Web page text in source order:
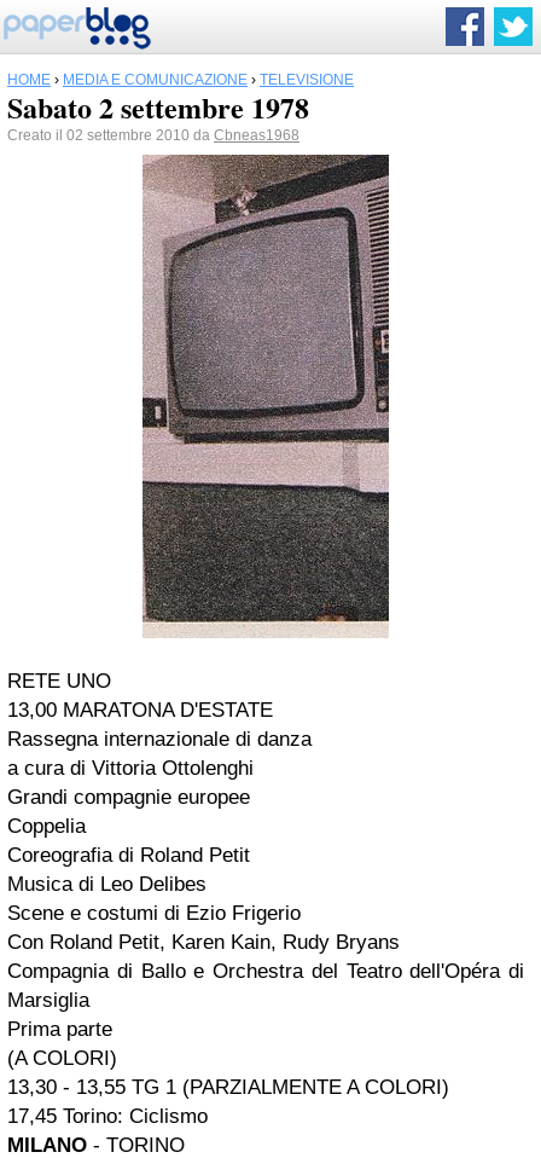
HOME › MEDIA E COMUNICAZIONE › TELEVISIONE
Sabato 2 settembre 1978
Creato il 02 settembre 2010 da Cbneas1968
RETE UNO
13,00 MARATONA D'ESTATE
Rassegna internazionale di danza
a cura di Vittoria Ottolenghi
Grandi compagnie europee
Coppelia
Coreografia di Roland Petit
Musica di Leo Delibes
Scene e costumi di Ezio Frigerio
Con Roland Petit, Karen Kain, Rudy Bryans
Compagnia di Ballo e Orchestra del Teatro dell'Opéra di
Marsiglia
Prima parte
(A COLORI)
13,30 - 13,55 TG 1 (PARZIALMENTE A COLORI)
17,45 Torino: Ciclismo
MILANO - TORINO